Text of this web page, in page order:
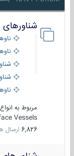
شناورهای
مربوط به
Vessels
6,826 ارسال ها